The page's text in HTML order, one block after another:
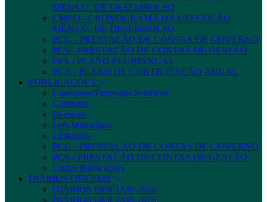
MENSAL DE DESEMBOLSO
CMED - CRONOGRAMA DA EXECUÇÃO
MENSAL DE DESEMBOLSO
PCG - PRESTAÇÃO DE CONTAS DE GOVERNO
PCS - PRESTAÇÃO DE CONTAS DE GESTÃO
PPA - PLANO PLURIANUAL
PCA - PLANO DE CONTRATAÇÃO ANUAL
PUBLICAÇÕES
Concursos/Processos Seletivos
Contratos
Decretos
Leis Municipais
Licitações
PCG - PRESTAÇÃO DE CONTAS DE GOVERNO
PCS - PRESTAÇÃO DE CONTAS DE GESTÃO
Outras Publicações
DIÁRIOS OFICIAIS
DIÁRIOS OFICIAIS 2026
DIÁRIOS OFICIAIS 2025